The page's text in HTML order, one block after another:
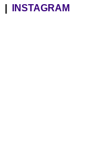
INSTAGRAM